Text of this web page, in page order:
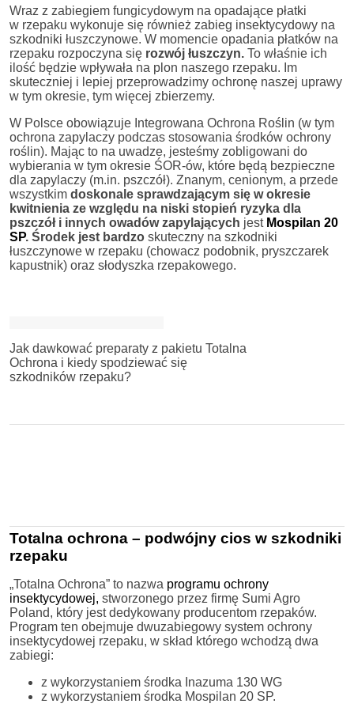
Wraz z zabiegiem fungicydowym na opadające płatki
w rzepaku wykonuje się również zabieg insektycydowy na
szkodniki łuszczynowe. W momencie opadania płatków na
rzepaku rozpoczyna się rozwój łuszczyn. To właśnie ich
ilość będzie wpływała na plon naszego rzepaku. Im
skuteczniej i lepiej przeprowadzimy ochronę naszej uprawy
w tym okresie, tym więcej zbierzemy.
W Polsce obowiązuje Integrowana Ochrona Roślin (w tym
ochrona zapylaczy podczas stosowania środków ochrony
roślin). Mając to na uwadze, jesteśmy zobligowani do
wybierania w tym okresie ŚOR-ów, które będą bezpieczne
dla zapylaczy (m.in. pszczół). Znanym, cenionym, a przede
wszystkim doskonale sprawdzającym się w okresie
kwitnienia ze względu na niski stopień ryzyka dla
pszczół i innych owadów zapylających jest Mospilan 20
SP. Środek jest bardzo skuteczny na szkodniki
łuszczynowe w rzepaku (chowacz podobnik, pryszczarek
kapustnik) oraz słodyszka rzepakowego.
Jak dawkować preparaty z pakietu Totalna
Ochrona i kiedy spodziewać się
szkodników rzepaku?
Totalna ochrona – podwójny cios w szkodniki
rzepaku
„Totalna Ochrona” to nazwa programu ochrony
insektycydowej, stworzonego przez firmę Sumi Agro
Poland, który jest dedykowany producentom rzepaków.
Program ten obejmuje dwuzabiegowy system ochrony
insektycydowej rzepaku, w skład którego wchodzą dwa
zabiegi:
z wykorzystaniem środka Inazuma 130 WG
z wykorzystaniem środka Mospilan 20 SP.